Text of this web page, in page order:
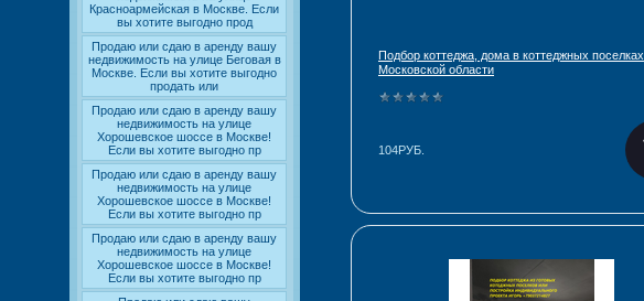
Красноармейская в Москве. Если
вы хотите выгодно прод
Продаю или сдаю в аренду вашу
недвижимость на улице Беговая в
Москве. Если вы хотите выгодно
продать или
Продаю или сдаю в аренду вашу
недвижимость на улице
Хорошевское шоссе в Москве!
Если вы хотите выгодно пр
Продаю или сдаю в аренду вашу
недвижимость на улице
Хорошевское шоссе в Москве!
Если вы хотите выгодно пр
Продаю или сдаю в аренду вашу
недвижимость на улице
Хорошевское шоссе в Москве!
Если вы хотите выгодно пр
Подбор коттеджа, дома в коттеджных поселках
Московской области
104РУБ.